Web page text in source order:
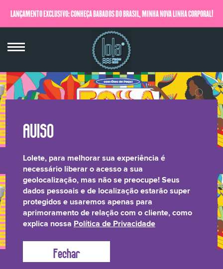
LANÇAMENTO EXCLUSIVO: CONHEÇA BABADOS DO BRASIL, MINHA NOVA LINHA CORPORAL!
QUERO SABER MAIS
LONGEVIDADE
CAPILAR
BRILHO LAMELAR CRESPOS &
CACHOS TRANSPARÊNCIA
LONGEVIDADE BRILHO LAMELAR
Lolete, para melhorar sua experiência é
necessário liberar o acesso a sua
geolocalização, mas não se preocupe! Seus
dados pessoais e de localização estarão super
protegidos e usaremos apenas para
aprimoramento de relação com o cliente, como
explica nossa Política de Privacidade